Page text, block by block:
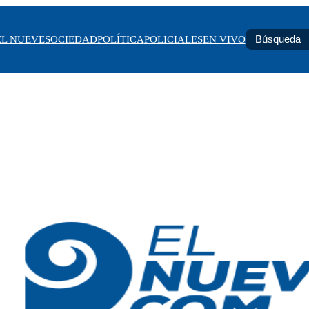
NUEVESOCIEDADPOLÍTICAPOLICIALESEN VIVO